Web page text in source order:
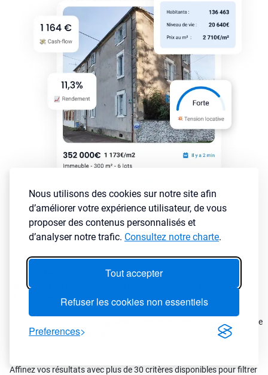
Nous utilisons des cookies sur notre site afin
d’améliorer votre expérience utilisateur, de vous
proposer des contenus personnalisés et
d’analyser notre trafic. Consultez notre charte.
Tout accepter
Refuser les cookies non essentiels
Preferences
Comment sélectionner les annonces immobilières rentables
Notre moteur de recherche immobilier vous permet de cibler
rapidement les meilleures opportunités grâce à des filtres puissants
et précis pensé par des investisseurs pour des investisseurs
, LyBox centralise
les offres issues de centaines de sites pour vous éviter de les
Affinez vos résultats avec plus de 30 critères disponibles pour filtrer